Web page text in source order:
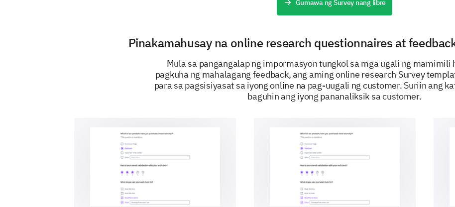
Shopping Experience Improvements
What improvements would you suggest for a
experience?
More product range
Better search
functionality
Gumawa ng Survey nang libre
Pinakamahusay na online research questionnaires at
Mula sa pangangalap ng impormasyon tungkol sa mga ugali ng mamimili
pagkuha ng mahalagang feedback, ang aming online research Survey
para sa pagsisiyasat sa iyong online na pag-uugali ng customer. Suriin ang
baguhin ang iyong pananaliksik sa customer.